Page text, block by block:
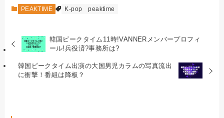
PEAKTIME K-pop peaktime
韓国ピークタイム11時!VANNERメンバープロフィ
ール!兵役済?事務所は?
韓国ピークタイム出演の大国男児カラムの写真流出
に衝撃！番組は降板？